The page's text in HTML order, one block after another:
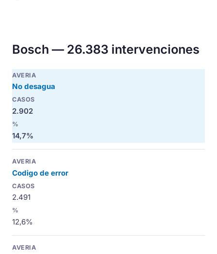
Bosch — 26.383 intervenciones
No desagua
2.902
14,7%
Codigo de error
2.491
12,6%